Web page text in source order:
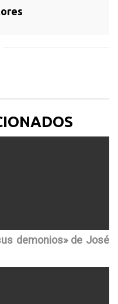
demonios» de José